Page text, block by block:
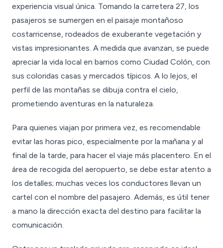
experiencia visual única. Tomando la carretera 27, los
pasajeros se sumergen en el paisaje montañoso
costarricense, rodeados de exuberante vegetación y
vistas impresionantes. A medida que avanzan, se puede
apreciar la vida local en barrios como Ciudad Colón, con
sus coloridas casas y mercados típicos. A lo lejos, el
perfil de las montañas se dibuja contra el cielo,
prometiendo aventuras en la naturaleza.
Para quienes viajan por primera vez, es recomendable
evitar las horas pico, especialmente por la mañana y al
final de la tarde, para hacer el viaje más placentero. En el
área de recogida del aeropuerto, se debe estar atento a
los detalles; muchas veces los conductores llevan un
cartel con el nombre del pasajero. Además, es útil tener
a mano la dirección exacta del destino para facilitar la
comunicación.